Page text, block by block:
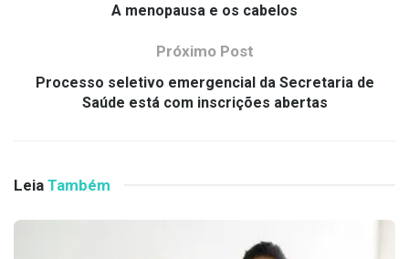
A menopausa e os cabelos
Próximo Post
Processo seletivo emergencial da Secretaria de
Saúde está com inscrições abertas
Leia Também